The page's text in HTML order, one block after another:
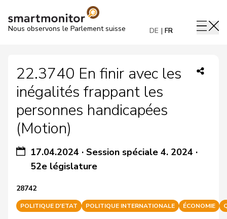
Nous observons le Parlement suisse DE FR
22.3740 En finir avec les
inégalités frappant les
personnes handicapées
(Motion)
17.04.2024 · Session spéciale 4. 2024 ·
52e législature
28742
POLITIQUE D'ETAT POLITIQUE INTERNATIONALE ÉCONOMIE